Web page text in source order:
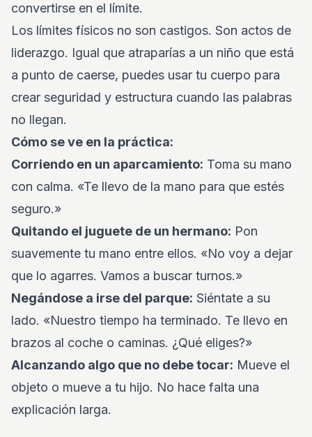
convertirse en el límite.
Los límites físicos no son castigos. Son actos de
liderazgo. Igual que atraparías a un niño que está
a punto de caerse, puedes usar tu cuerpo para
crear seguridad y estructura cuando las palabras
no llegan.
Cómo se ve en la práctica:
Corriendo en un aparcamiento: Toma su mano
con calma. «Te llevo de la mano para que estés
seguro.»
Quitando el juguete de un hermano: Pon
suavemente tu mano entre ellos. «No voy a dejar
que lo agarres. Vamos a buscar turnos.»
Negándose a irse del parque: Siéntate a su
lado. «Nuestro tiempo ha terminado. Te llevo en
brazos al coche o caminas. ¿Qué eliges?»
Alcanzando algo que no debe tocar: Mueve el
objeto o mueve a tu hijo. No hace falta una
explicación larga.